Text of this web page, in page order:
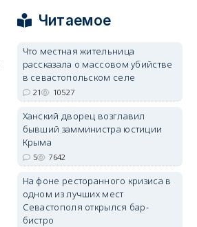
erid: 2SDnjdvhGXG
Читаемое
Что местная жительница
рассказала о массовом убийстве
в севастопольском селе
21 10527
Ханский дворец возглавил
бывший замминистра юстиции
Крыма
5 7642
На фоне ресторанного кризиса в
одном из лучших мест
Севастополя открылся бар-
бистро